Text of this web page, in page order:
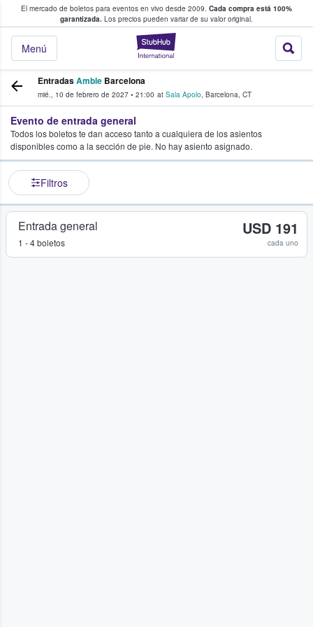
El mercado de boletos para eventos en vivo desde 2009. Cada compra está 100%
garantizada. Los precios pueden variar de su valor original.
StubHub: donde
Menú
fans compran y venden boletos
EntradasAmble Barcelona
mié., 10 de febrero de 2027 • 21:00 at Sala Apolo, Barcelona, CT
Evento de entrada general
Todos los boletos te dan acceso tanto a cualquiera de los asientos
disponibles como a la sección de pie. No hay asiento asignado.
Filtros
Entrada general
1 - 4 boletos
USD 191
cada uno